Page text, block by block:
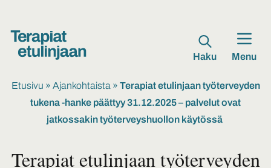
Haku Menu
Etusivu » Ajankohtaista » Terapiat etulinjaan työterveyden
tukena -hanke päättyy 31.12.2025 – palvelut ovat
jatkossakin työterveyshuollon käytössä
Terapiat etulinjaan työterveyden